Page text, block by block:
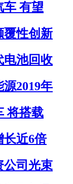
车 有望
覆性创新
电池回收
2019年
将搭载
长近6倍
公司光束